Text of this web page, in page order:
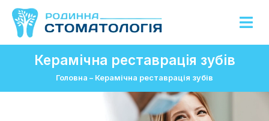
Керамічна реставрація зубів
Головна – Керамічна реставрація зубів